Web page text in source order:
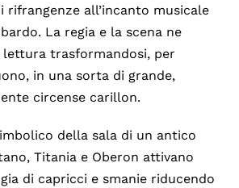
rifrangenze all’incanto musicale
La regia e la scena ne
lettura trasformandosi, per
in una sorta di grande,
circense carillon.
della sala di un antico
Titania e Oberon attivano
di capricci e smanie riducendo